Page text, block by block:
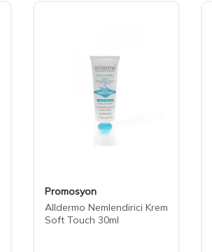
Promosyon
Alldermo Nemlendirici Krem
Soft Touch 30ml